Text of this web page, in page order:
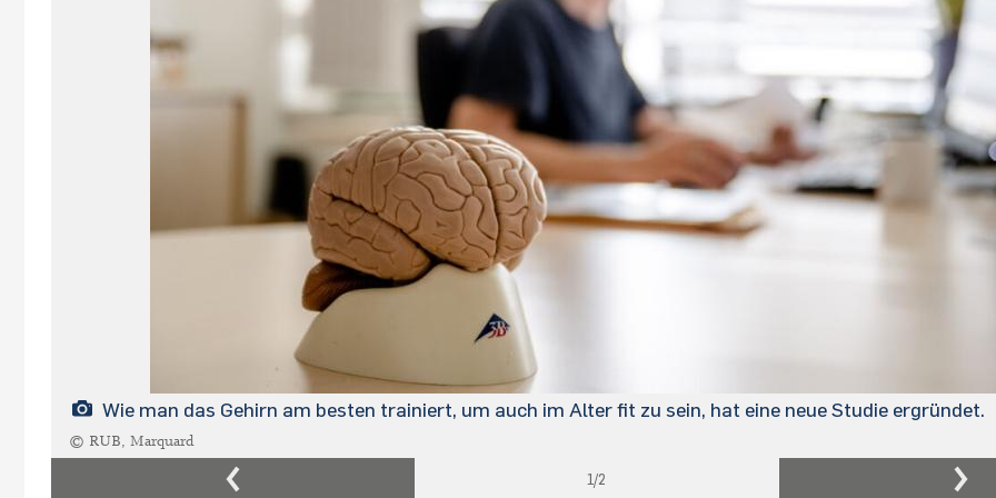
Wie man das Gehirn am besten trainiert, um auch im Alter fit zu sein, hat eine neue Studie ergründet.
© RUB, Marquard
1/2